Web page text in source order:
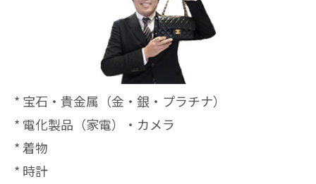
* 宝石・貴金属（金・銀・プラチナ）
* 電化製品（家電）・カメラ
* 着物
* 時計